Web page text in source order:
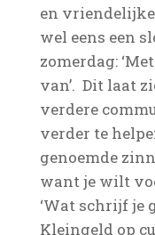
en
wel eens een
zomerdag:
van’. Dit laat
verdere
verder te
genoemde
want je wilt
‘Wat schrijf je
Kleingeld op